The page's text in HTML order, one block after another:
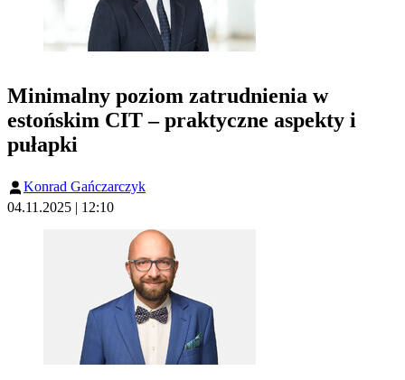
Minimalny poziom zatrudnienia w
estońskim CIT – praktyczne aspekty i
pułapki
Konrad Gańczarczyk
04.11.2025 | 12:10